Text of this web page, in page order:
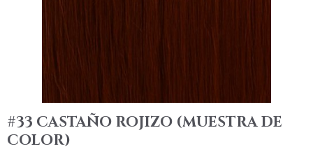
#33 CASTAÑO ROJIZO (MUESTRA DE
COLOR)